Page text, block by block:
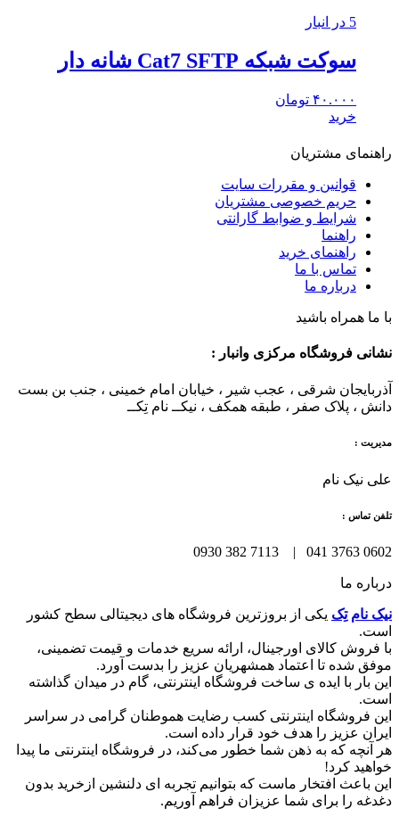
5 در انبار
سوکت شبکه Cat7 SFTP شانه دار
۴۰.۰۰۰ تومان
خرید
راهنمای مشتریان
قوانین و مقررات سایت
حریم خصوصی مشتریان
شرایط و ضوابط گارانتی
راهنما
راهنمای خرید
تماس با ما
درباره ما
با ما همراه باشید
نشانی فروشگاه مرکزی وانبار :
آذربایجان شرقی ، عجب شیر ، خیابان امام خمینی ، جنب بن بست
دانش ، پلاک صفر ، طبقه همکف ، نیکــ نام تِکــ
مدیریت :
علی نیک نام
تلفن تماس :
0602 3763 041 | 7113 382 0930
درباره ما
نیک نام تِک یکی از بروزترین فروشگاه های دیجیتالی سطح کشور
است.
با فروش کالای اورجینال، ارائه سریع خدمات و قیمت تضمینی،
موفق شده تا اعتماد همشهریان عزیز را بدست آورد.
این بار با ایده ی ساخت فروشگاه اینترنتی، گام در میدان گذاشته
است.
این فروشگاه اینترنتی کسب رضایت هموطنان گرامی در سراسر
ایران عزیز را هدف خود قرار داده است.
هر آنچه که به ذهن شما خطور می‌کند، در فروشگاه اینترنتی ما پیدا
خواهید کرد!
این باعث افتخار ماست که بتوانیم تجربه ای دلنشین ازخرید بدون
دغدغه را برای شما عزیزان فراهم آوریم.